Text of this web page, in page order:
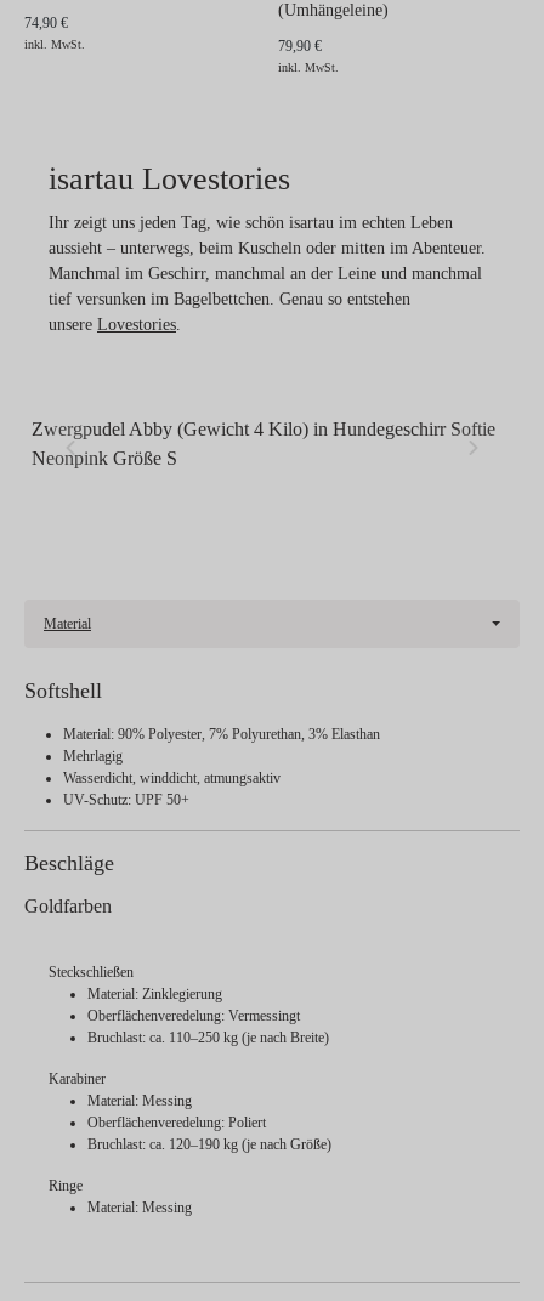
74,90 €
inkl. MwSt.
(Umhängeleine)
79,90 €
inkl. MwSt.
isartau Lovestories
Ihr zeigt uns jeden Tag, wie schön isartau im echten Leben
aussieht – unterwegs, beim Kuscheln oder mitten im Abenteuer.
Manchmal im Geschirr, manchmal an der Leine und manchmal
tief versunken im Bagelbettchen. Genau so entstehen
unsere Lovestories
Zwergpudel Abby (Gewicht 4 Kilo) in Hundegeschirr Softie
Neonpink Größe S
Material
Softshell
Material: 90% Polyester, 7% Polyurethan, 3% Elasthan
Mehrlagig
Wasserdicht, winddicht, atmungsaktiv
UV-Schutz: UPF 50+
Beschläge
Goldfarben
Steckschließen
Material: Zinklegierung
Oberflächenveredelung: Vermessingt
Bruchlast: ca. 110–250 kg (je nach Breite)
Karabiner
Material: Messing
Oberflächenveredelung: Poliert
Bruchlast: ca. 120–190 kg (je nach Größe)
Ringe
Material: Messing